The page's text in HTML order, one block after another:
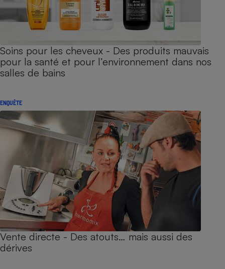
Soins pour les cheveux - Des produits mauvais
pour la santé et pour l’environnement dans nos
salles de bains
ENQUÊTE
Vente directe - Des atouts… mais aussi des
dérives